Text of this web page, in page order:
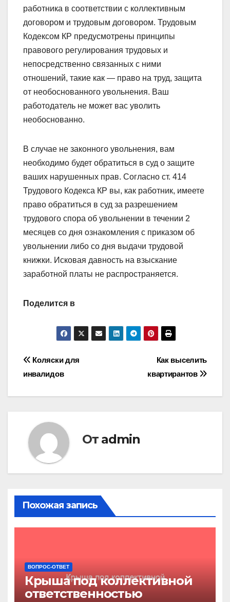
работника в соответствии с коллективным
договором и трудовым договором. Трудовым
Кодексом КР предусмотрены принципы
правового регулирования трудовых и
непосредственно связанных с ними
отношений, такие как — право на труд, защита
от необоснованного увольнения. Ваш
работодатель не может вас уволить
необоснованно.
В случае не законного увольнения, вам
необходимо будет обратиться в суд о защите
ваших нарушенных прав. Согласно ст. 414
Трудового Кодекса КР вы, как работник, имеете
право обратиться в суд за разрешением
трудового спора об увольнении в течении 2
месяцев со дня ознакомления с приказом об
увольнении либо со дня выдачи трудовой
книжки. Исковая давность на взыскание
заработной платы не распространяется.
Поделится в
Навигация
Как выселить
квартирантов
Коляски для
инвалидов
От admin
Похожая запись
ВОПРОС-ОТВЕТ
Крыша под коллективной
ответственностью